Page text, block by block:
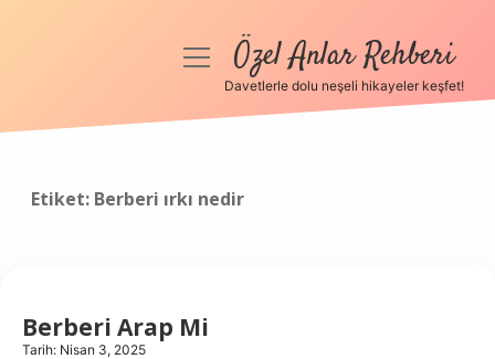
Anasayfa
menüyüÖzel Anlar Rehberi
Davetlerle dolu neşeli hikayeler keşfet!
Etiket: Berberi ırkı nedir
Berberi Arap Mi
Tarih: Nisan 3, 2025